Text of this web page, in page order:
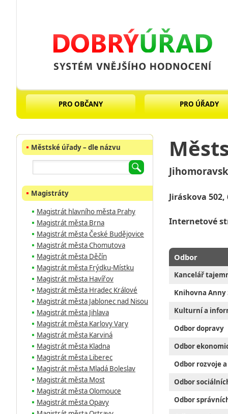
PRO OBČANY PRO ÚŘADY
Městské úřady – dle názvu
Magistráty
Magistrát hlavního města Prahy
Magistrát města Brna
Magistrát města České Budějovice
Magistrát města Chomutova
Magistrát města Děčín
Magistrát města Frýdku-Místku
Magistrát města Havířov
Magistrát města Hradec Králové
Magistrát města Jablonec nad Nisou
Magistrát města Jihlava
Magistrát města Karlovy Vary
Magistrát města Karviná
Magistrát města Kladna
Magistrát města Liberec
Magistrát města Mladá Boleslav
Magistrát města Most
Magistrát města Olomouce
Magistrát města Opavy
Jiráskova 502,
Internetové
Odbor
Kancelář
Knihovna Anny
Kulturní a
Odbor dopravy
Odbor
Odbor rozvoje
Odbor
Odbor